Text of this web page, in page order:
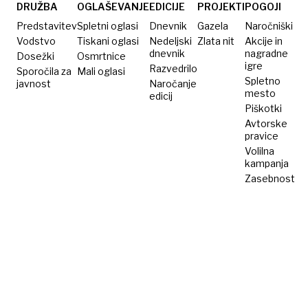
zdaj ne
zanima
DRUŽBA
Predstavitev
Vodstvo
Dosežki
Sporočila za
javnost
OGLAŠEVANJE
Spletni oglasi
Tiskani oglasi
Osmrtnice
Mali oglasi
EDICIJE
Dnevnik
Nedeljski
dnevnik
Razvedrilo
Naročanje
edicij
PROJEKTI
Gazela
Zlata nit
POGOJI
Naročniški
Akcije in
nagradne
igre
Spletno
mesto
Piškotki
Avtorske
pravice
Volilna
kampanja
Zasebnost